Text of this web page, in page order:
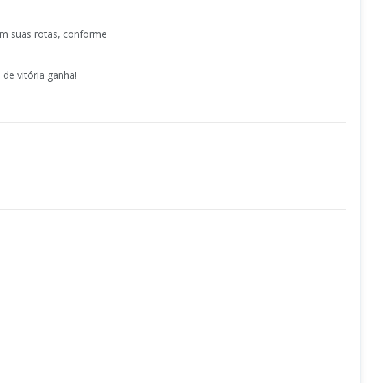
suas rotas, conforme
vitória ganha!